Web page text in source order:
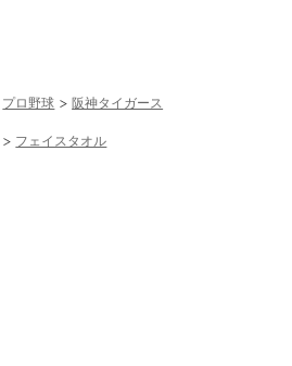
プロ野球 阪神タイガース
フェイスタオル